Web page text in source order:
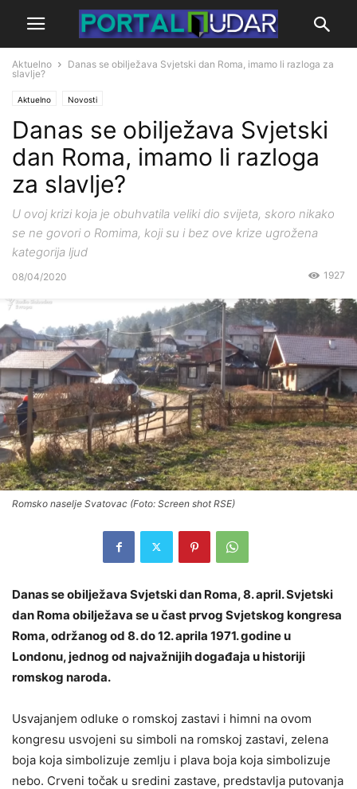
Aktuelno
Danas se obilježava Svjetski dan Roma, imamo li razloga za
slavlje?
Aktuelno Novosti
Danas se obilježava Svjetski
dan Roma, imamo li razloga
za slavlje?
U ovoj krizi koja je obuhvatila veliki dio svijeta, skoro nikako
se ne govori o Romima, koji su i bez ove krize ugrožena
kategorija ljud
08/04/2020 1927
Romsko naselje Svatovac (Foto: Screen shot RSE)
Danas se obilježava Svjetski dan Roma, 8. april. Svjetski
dan Roma obilježava se u čast prvog Svjetskog kongresa
Roma, održanog od 8. do 12. aprila 1971. godine u
Londonu, jednog od najvažnijih događaja u historiji
romskog naroda.
Usvajanjem odluke o romskoj zastavi i himni na ovom
kongresu usvojeni su simboli na romskoj zastavi, zelena
boja koja simbolizuje zemlju i plava boja koja simbolizuje
nebo. Crveni točak u sredini zastave, predstavlja putovanja